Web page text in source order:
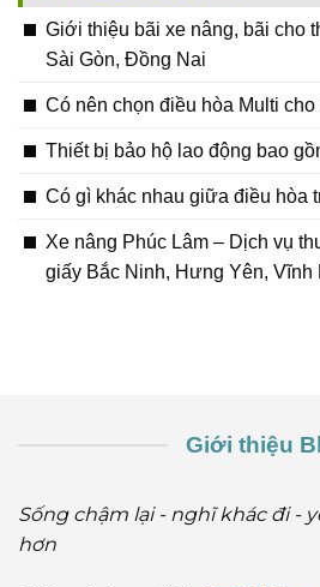
Giới thiệu bãi xe nâng, bãi cho
Sài Gòn, Đồng Nai
Có nên chọn điều hòa Multi
Thiết bị bảo hộ lao động bao
Có gì khác nhau giữa điều hòa
Xe nâng Phúc Lâm – Dịch vụ
giấy Bắc Ninh, Hưng Yên, Vĩnh
Giới thiệu
Sống chậm lại - nghĩ khác đi -
hơn